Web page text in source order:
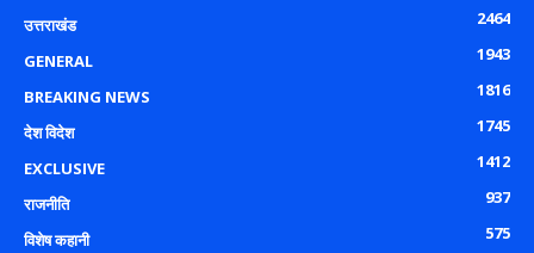
उत्तराखंड
2464
GENERAL
1943
BREAKING NEWS
1816
देश विदेश
1745
EXCLUSIVE
1412
राजनीति
937
विशेष कहानी
575